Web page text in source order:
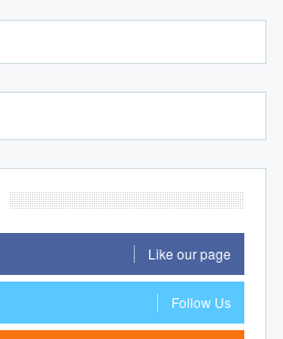
Like our page
Follow Us